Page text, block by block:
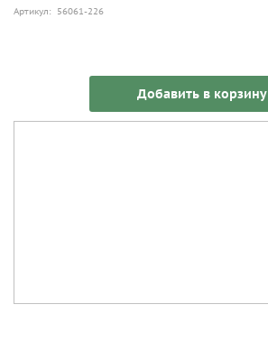
Артикул: 56061-226
Добавить в корзину